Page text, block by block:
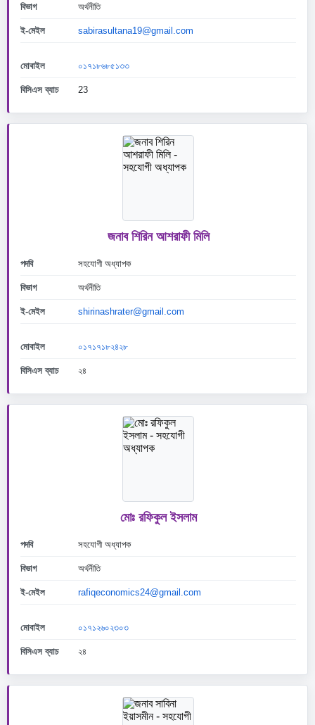
বিভাগ অর্থনীতি
ই-মেইল sabirasultana19@gmail.com
মোবাইল ০১৭১৮৬৮৫১৩৩
বিসিএস ব্যাচ 23
জনাব শিরিন আশরাফী মিলি
পদবি সহযোগী অধ্যাপক
বিভাগ অর্থনীতি
ই-মেইল shirinashrater@gmail.com
মোবাইল ০১৭১৭১৮২৪২৮
বিসিএস ব্যাচ ২৪
মোঃ রফিকুল ইসলাম
পদবি সহযোগী অধ্যাপক
বিভাগ অর্থনীতি
ই-মেইল rafiqeconomics24@gmail.com
মোবাইল ০১৭১২৬০২৩০৩
বিসিএস ব্যাচ ২৪